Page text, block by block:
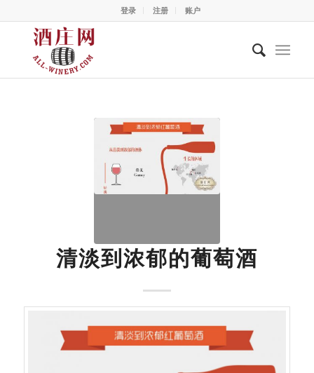
登录 注册 账户
清淡到浓郁的葡萄酒